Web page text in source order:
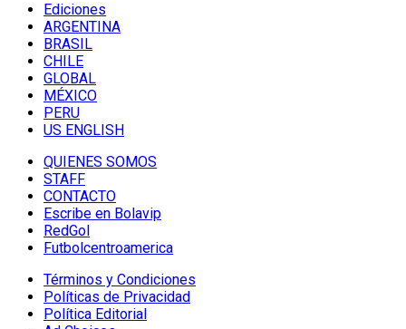
Ediciones
ARGENTINA
BRASIL
CHILE
GLOBAL
MÉXICO
PERU
US ENGLISH
QUIENES SOMOS
STAFF
CONTACTO
Escribe en Bolavip
RedGol
Futbolcentroamerica
Términos y Condiciones
Políticas de Privacidad
Política Editorial